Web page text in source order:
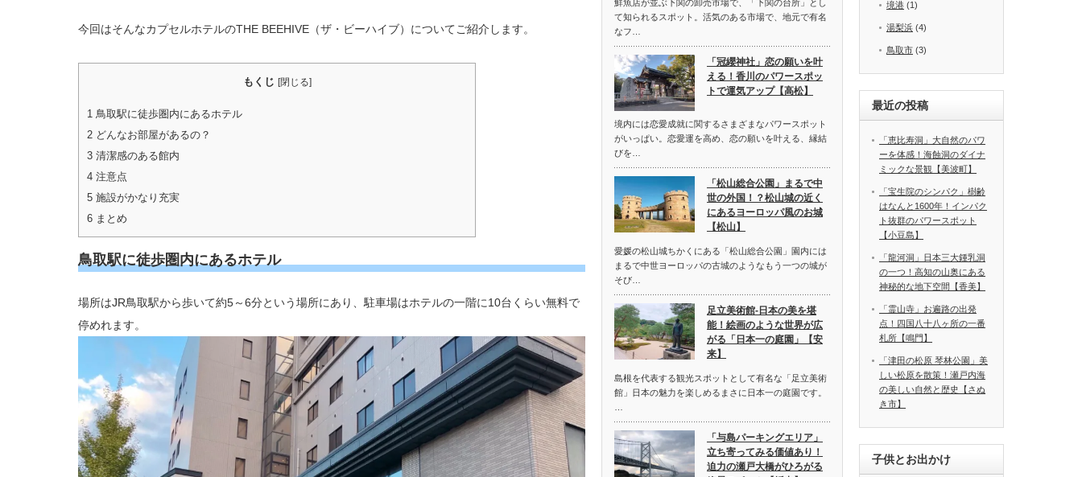
今回はそんなカプセルホテルのTHE BEEHIVE（ザ・ビーハイブ）についてご紹介します。
もくじ [閉じる]
1 鳥取駅に徒歩圏内にあるホテル
2 どんなお部屋があるの？
3 清潔感のある館内
4 注意点
5 施設がかなり充実
6 まとめ
鳥取駅に徒歩圏内にあるホテル
場所はJR鳥取駅から歩いて約5～6分という場所にあり、駐車場はホテルの一階に10台くらい無料で
停めれます。
鮮魚店が並ぶ下関の卸売市場で、「下関の台所」とし
て知られるスポット。活気のある市場で、地元で有名
なフ…
「冠纓神社」恋の願いを叶
える！香川のパワースポッ
トで運気アップ【高松】
境内には恋愛成就に関するさまざまなパワースポット
がいっぱい。恋愛運を高め、恋の願いを叶える、縁結
びを…
「松山総合公園」まるで中
世の外国！？松山城の近く
にあるヨーロッパ風のお城
【松山】
愛媛の松山城ちかくにある「松山総合公園」園内には
まるで中世ヨーロッパの古城のようなもう一つの城が
そび…
足立美術館-日本の美を堪
能！絵画のような世界が広
がる「日本一の庭園」【安
来】
島根を代表する観光スポットとして有名な「足立美術
館」日本の魅力を楽しめるまさに日本一の庭園です。
「与島パーキングエリア」
立ち寄ってみる価値あり！
迫力の瀬戸大橋がひろがる
境港 (1)
湯梨浜 (4)
鳥取市 (3)
最近の投稿
「恵比寿洞」大自然のパワ
ーを体感！海蝕洞のダイナ
ミックな景観【美波町】
「宝生院のシンパク」樹齢
はなんと1600年！インパク
ト抜群のパワースポット
【小豆島】
「龍河洞」日本三大鍾乳洞
の一つ！高知の山奥にある
神秘的な地下空間【香美】
「霊山寺」お遍路の出発
点！四国八十八ヶ所の一番
札所【鳴門】
「津田の松原 琴林公園」美
しい松原を散策！瀬戸内海
の美しい自然と歴史【さぬ
き市】
子供とお出かけ